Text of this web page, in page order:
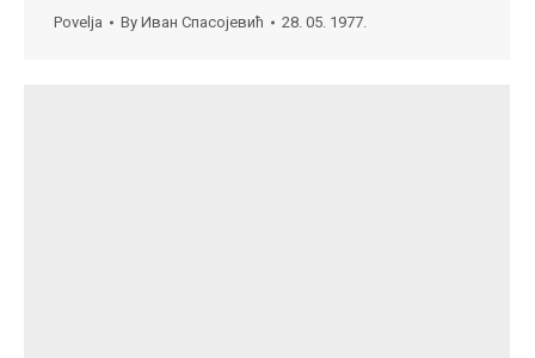
Povelja By Иван Спасојевић 28. 05. 1977.